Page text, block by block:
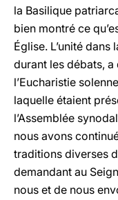
la Basilique
bien montré ce
Église. L’unité
durant les débats, a
l’Eucharistie
laquelle étaient
l’Assemblée
nous avons
traditions diverses
demandant au
nous et de nous